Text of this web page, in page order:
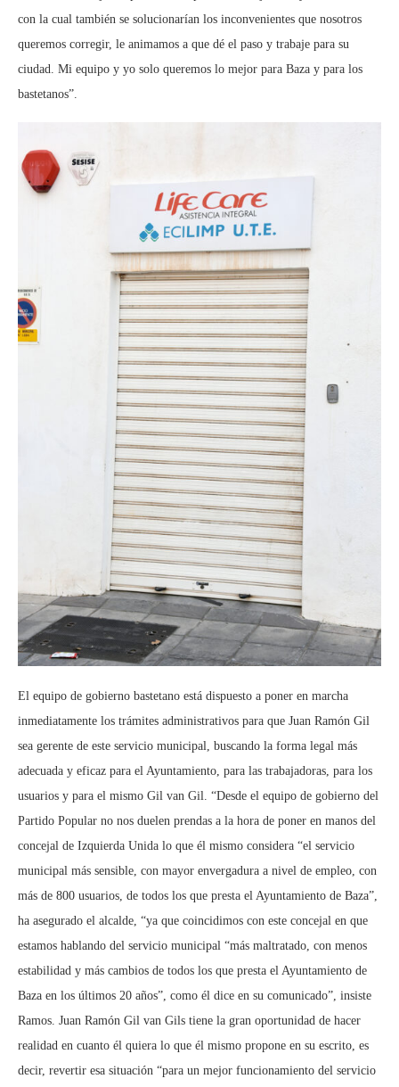
con la cual también se solucionarían los inconvenientes que nosotros
queremos corregir, le animamos a que dé el paso y trabaje para su
ciudad. Mi equipo y yo solo queremos lo mejor para Baza y para los
bastetanos”.
El equipo de gobierno bastetano está dispuesto a poner en marcha
inmediatamente los trámites administrativos para que Juan Ramón Gil
sea gerente de este servicio municipal, buscando la forma legal más
adecuada y eficaz para el Ayuntamiento, para las trabajadoras, para los
usuarios y para el mismo Gil van Gil. “Desde el equipo de gobierno del
Partido Popular no nos duelen prendas a la hora de poner en manos del
concejal de Izquierda Unida lo que él mismo considera “el servicio
municipal más sensible, con mayor envergadura a nivel de empleo, con
más de 800 usuarios, de todos los que presta el Ayuntamiento de Baza”,
ha asegurado el alcalde, “ya que coincidimos con este concejal en que
estamos hablando del servicio municipal “más maltratado, con menos
estabilidad y más cambios de todos los que presta el Ayuntamiento de
Baza en los últimos 20 años”, como él dice en su comunicado”, insiste
Ramos. Juan Ramón Gil van Gils tiene la gran oportunidad de hacer
realidad en cuanto él quiera lo que él mismo propone en su escrito, es
decir, revertir esa situación “para un mejor funcionamiento del servicio